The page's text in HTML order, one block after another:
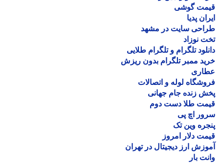
گوشی
پدیا
سایت در مشهد
نوزاد
تلگرام و تلگرام طلایی
ممبر تلگرام بدون ریزش
لوله و اتصالات
زنده جام جهانی
طلا دست دوم
اچ پی
وین تک
دلار امروز
ارز دیجیتال در تهران
بار